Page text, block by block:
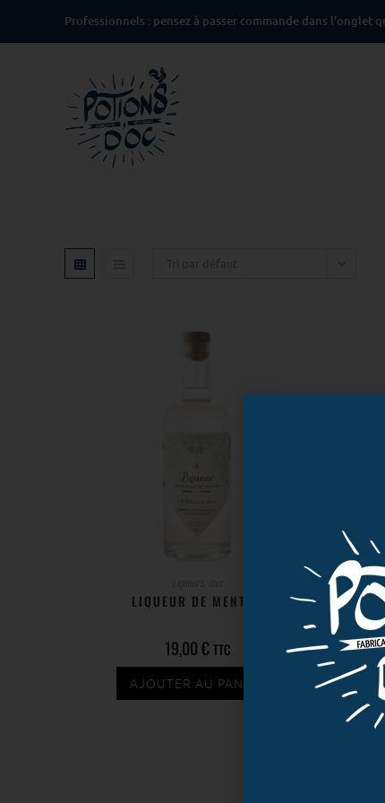
Professionnels : pensez à passer commande dans l'onglet
LIQUEUR DE MENTHE
19,00€ TTC
AJOUTER AU PANIER